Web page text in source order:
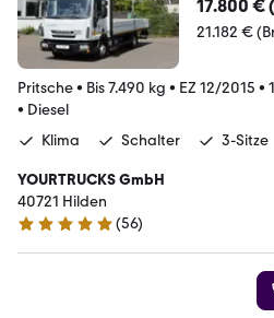
17.800 €
21.182 €
Pritsche• Bis 7.490 kg • EZ 12/2015 •
• Diesel
Klima
Schalter 3-Sitze
YOURTRUCKS GmbH
40721 Hilden
5 Sterne
(56)